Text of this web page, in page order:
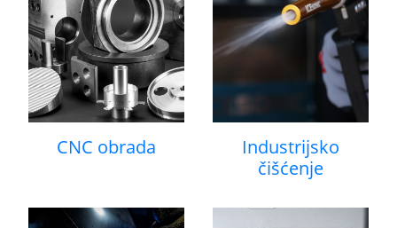
CNC obrada
Industrijsko
čišćenje